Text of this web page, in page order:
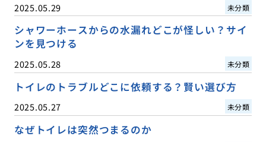
2025.05.29 未分類
シャワーホースからの水漏れどこが怪しい？サイ
ンを見つける
2025.05.28 未分類
トイレのトラブルどこに依頼する？賢い選び方
2025.05.27 未分類
なぜトイレは突然つまるのか